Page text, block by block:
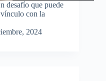
que puede
con la
2024